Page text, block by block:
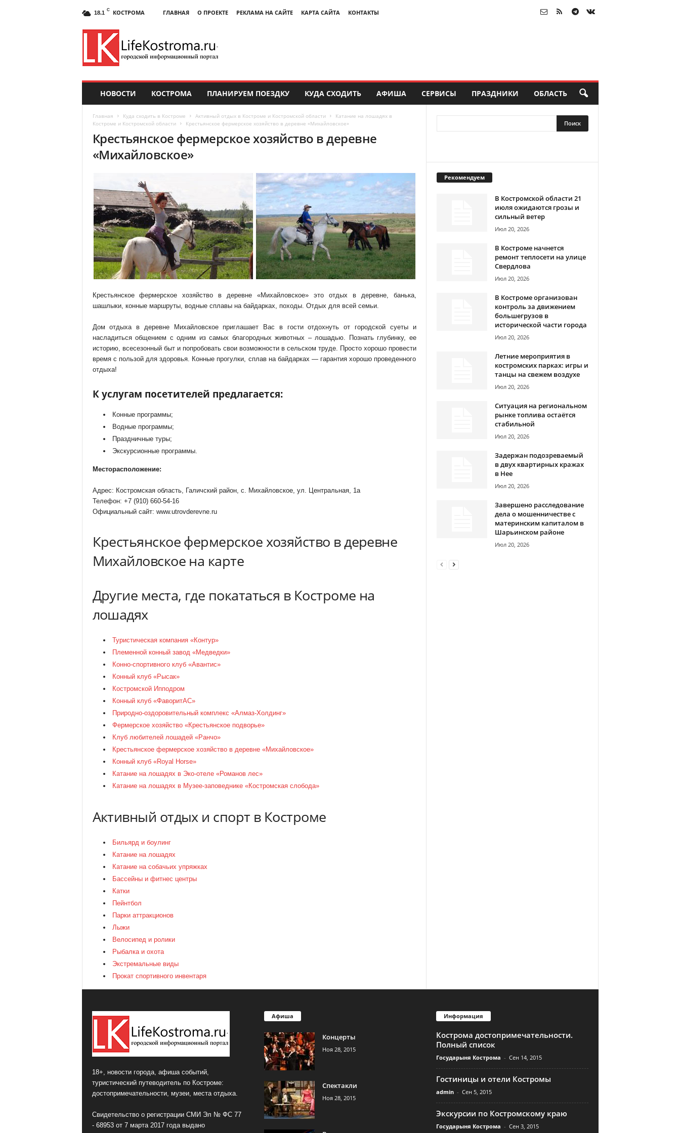
18.1 C КОСТРОМА ГЛАВНАЯ О ПРОЕКТЕ РЕКЛАМА НА САЙТЕ КАРТА САЙТА КОНТАКТЫ
НОВОСТИ КОСТРОМА ПЛАНИРУЕМ ПОЕЗДКУ КУДА СХОДИТЬ АФИША СЕРВИСЫ ПРАЗДНИКИ ОБЛАСТЬ
Главная Куда сходить в Костроме Активный отдых в Костроме и Костромской области
Катание на лошадях в
Костроме и Костромской области
Крестьянское фермерское хозяйство в деревне «Михайловское»
Крестьянское фермерское хозяйство в деревне
«Михайловское»
Крестьянское фермерское хозяйство в деревне «Михайловское» это отдых в деревне, банька,
шашлыки, конные маршруты, водные сплавы на байдарках, походы. Отдых для всей семьи.
Дом отдыха в деревне Михайловское приглашает Вас в гости отдохнуть от городской суеты и
насладиться общением с одним из самых благородных животных – лошадью. Познать глубинку, ее
историю, всесезонный быт и попробовать свои возможности в сельском труде. Просто хорошо провести
время с пользой для здоровья. Конные прогулки, сплав на байдарках — гарантия хорошо проведенного
отдыха!
К услугам посетителей предлагается:
Конные программы;
Водные программы;
Праздничные туры;
Экскурсионные программы.
Месторасположение:
Адрес: Костромская область, Галичский район, с. Михайловское, ул. Центральная, 1а
Телефон: +7 (910) 660-54-16
Официальный сайт: www.utrovderevne.ru
Крестьянское фермерское хозяйство в деревне
Михайловское на карте
Другие места, где покататься в Костроме на
лошадях
Туристическая компания «Контур»
Племенной конный завод «Медведки»
Конно-спортивного клуб «Авантис»
Конный клуб «Рысак»
Костромской Ипподром
Конный клуб «ФаворитАС»
Природно-оздоровительный комплекс «Алмаз-Холдинг»
Фермерское хозяйство «Крестьянское подворье»
Клуб любителей лошадей «Ранчо»
Крестьянское фермерское хозяйство в деревне «Михайловское»
Конный клуб «Royal Horse»
Катание на лошадях в Эко-отеле «Романов лес»
Катание на лошадях в Музее-заповеднике «Костромская слобода»
Активный отдых и спорт в Костроме
Бильярд и боулинг
Катание на лошадях
Катание на собачьих упряжках
Бассейны и фитнес центры
Катки
Пейнтбол
Парки аттракционов
Лыжи
Велосипед и ролики
Рыбалка и охота
Экстремальные виды
Прокат спортивного инвентаря
Рекомендуем
В Костромской области 21
июля ожидаются грозы и
сильный ветер
Июл 20, 2026
В Костроме начнется
ремонт теплосети на улице
Свердлова
Июл 20, 2026
В Костроме организован
контроль за движением
большегрузов в
исторической части города
Июл 20, 2026
Летние мероприятия в
костромских парках: игры и
танцы на свежем воздухе
Июл 20, 2026
Ситуация на региональном
рынке топлива остаётся
стабильной
Июл 20, 2026
Задержан подозреваемый
в двух квартирных кражах
в Нее
Июл 20, 2026
Завершено расследование
дела о мошенничестве с
материнским капиталом в
Шарьинском районе
Июл 20, 2026
18+, новости города, афиша событий,
туристический путеводитель по Костроме:
достопримечательности, музеи, места отдыха.
Свидетельство о регистрации СМИ Эл № ФС 77
- 68953 от 7 марта 2017 года выдано
Афиша
Концерты
Ноя 28, 2015
Спектакли
Ноя 28, 2015
Информация
Кострома достопримечательности.
Полный список
Государыня Кострома - Сен 14, 2015
Гостиницы и отели Костромы
admin - Сен 5, 2015
Экскурсии по Костромскому краю
Государыня Кострома - Сен 3, 2015